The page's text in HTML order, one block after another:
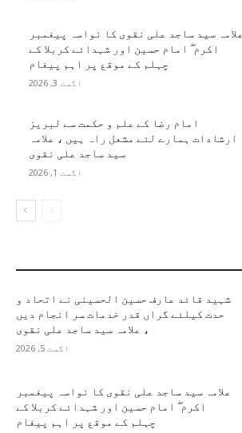
علامہ سید ساجد علی نقوی کا نواسہ پیغمبر
اکرم ۖ امام حسین اور شہدائے کربلا کے
چہلم کے موقع پر اہم پیغام
اگست 3, 2026
امام رضا کے علم و حکمت سے لبریز
ارشادات ہمارے لئے مشعل راہ ہیں ، علامہ
سید ساجد علی نقوی
اگست 1, 2026
شہید قائد عارف حسین الحسینی نے اتحاد و
حدت کیلئے گراں قدر خدمات سر انجام دیں
، علامہ سید ساجد علی نقوی
اگست 5, 2026
علامہ سید ساجد علی نقوی کا نواسہ پیغمبر
اکرم ۖ امام حسین اور شہدائے کربلا کے
چہلم کے موقع پر اہم پیغام